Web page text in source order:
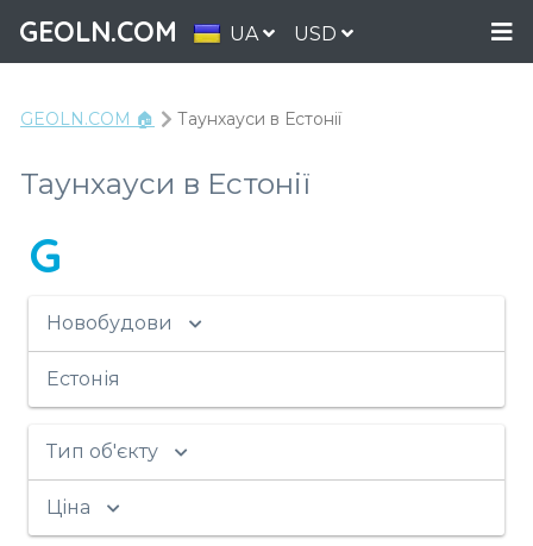
GEOLN.COM UA USD
GEOLN.COM 🏠 Таунхауси в Естонії
Таунхауси в Естонії
G
Новобудови
Естонія
Тип об'єкту
Ціна